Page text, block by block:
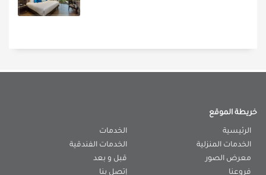
خريطة الموقع
الرئيسية
الخدمات
الخدمات المنزلية
الخدمات الفندقية
معرض الصور
قبل و بعد
فروعنا
إتصل بنا